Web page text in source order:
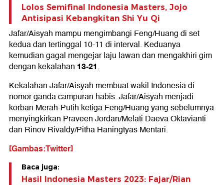
Lolos Semifinal Indonesia Masters, Jojo
Antisipasi Kebangkitan Shi Yu Qi
Jafar/Aisyah mampu mengimbangi Feng/Huang di set
kedua dan tertinggal 10-11 di interval. Keduanya
kemudian gagal mengejar laju lawan dan mengakhiri gim
dengan kekalahan 13-21.
Kekalahan Jafar/Aisyah membuat wakil Indonesia di
nomor ganda campuran habis. Jafar/Aisyah menjadi
korban Merah-Putih ketiga Feng/Huang yang sebelumnya
menyingkirkan Praveen Jordan/Melati Daeva Oktavianti
dan Rinov Rivaldy/Pitha Haningtyas Mentari.
[Gambas:Twitter]
Baca juga:
Hasil Indonesia Masters 2023: Fajar/Rian